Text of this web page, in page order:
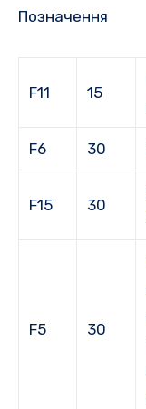
Позначення
F11 15
F6 30
F15 30
F5 30